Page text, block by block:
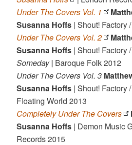
Under The Covers Vol. 1
Susanna Hoffs | Shout! Factory
Under The Covers Vol. 2
Susanna Hoffs | Shout! Factory
Someday| Baroque Folk 2012
Under The Covers Vol. 3
Susanna Hoffs | Shout! Factory
Floating World 2013
Completely Under The Covers
Susanna Hoffs | Demon Music
Records 2015